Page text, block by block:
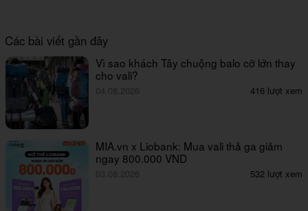
Các bài viết gần đây
Vì sao khách Tây chuộng balo cỡ lớn thay
cho vali?
04.08.2026 416 lượt xem
MIA.vn x Liobank: Mua vali thả ga giảm
ngay 800.000 VND
03.08.2026 532 lượt xem